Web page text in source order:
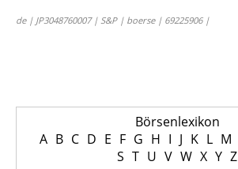
de | JP3048760007 | S&P | boerse | 69225906 |
Börsenlexikon
A B C D E F G H I J K L M
S T U V W X Y Z